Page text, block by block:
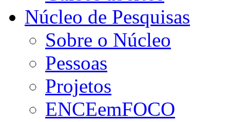
Núcleo de Pesquisas
Sobre o Núcleo
Pessoas
Projetos
ENCEemFOCO